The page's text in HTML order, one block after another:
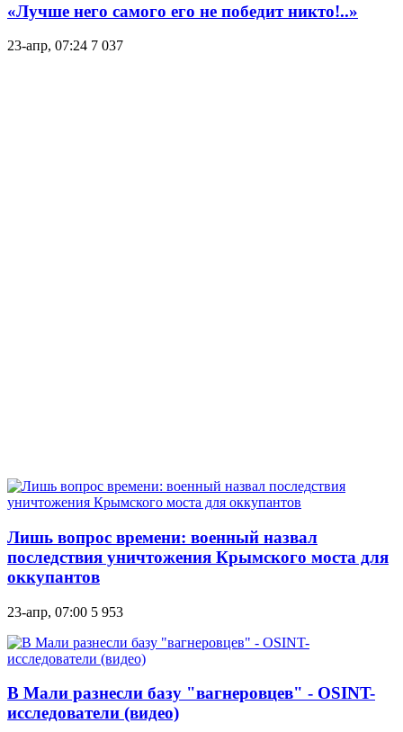
«Лучше него самого его не победит никто!..»
23-апр, 07:24 7 037
Лишь вопрос времени: военный назвал
последствия уничтожения Крымского моста для
оккупантов
23-апр, 07:00 5 953
В Мали разнесли базу "вагнеровцев" - OSINT-
исследователи (видео)